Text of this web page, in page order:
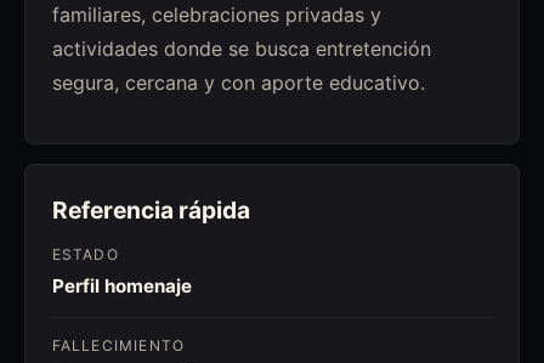
familiares, celebraciones privadas y
actividades donde se busca entretención
segura, cercana y con aporte educativo.
Referencia rápida
ESTADO
Perfil homenaje
FALLECIMIENTO